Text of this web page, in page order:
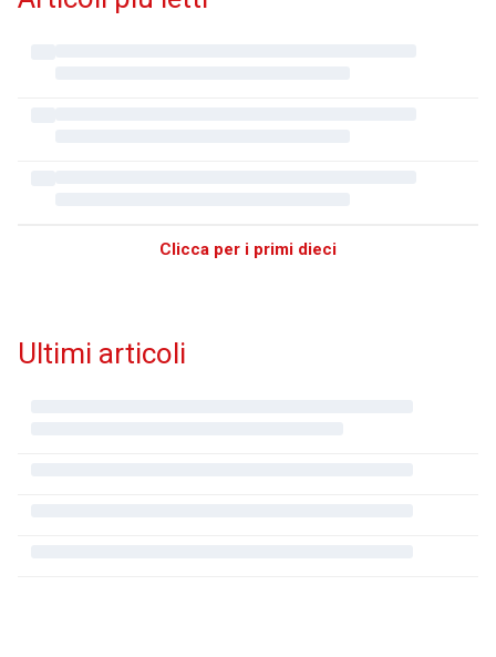
Clicca per i primi dieci
Ultimi articoli